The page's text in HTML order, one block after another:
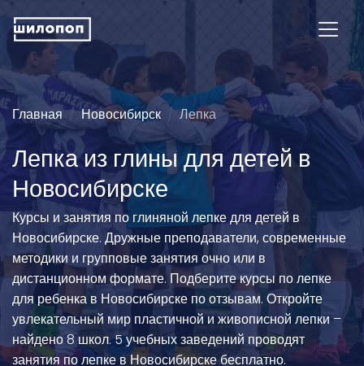
Главная Новосибирск Лепка
Лепка из глины для детей в
Новосибирске
Курсы и занятия по глиняной лепке для детей в
Новосибирске. Дружные преподаватели, современные
методики и групповые занятия очно или в
дистанционном формате. Подберите курсы по лепке
для ребенка в Новосибирске по отзывам. Откройте
увлекательный мир пластичной и живописной лепки –
найдено 8 школ. 5 учебных заведений проводят
занятия по лепке в Новосибирске бесплатно.